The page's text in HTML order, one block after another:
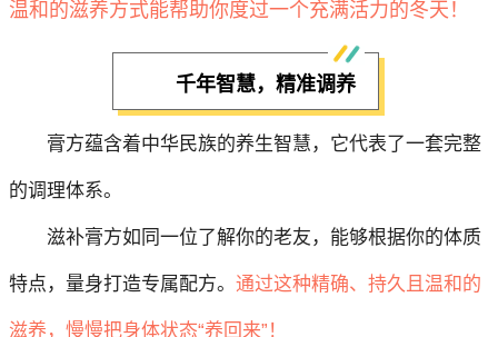
温和的滋养方式能帮助你度过一个充满活力的冬天！
千年智慧，精准调养
膏方蕴含着中华民族的养生智慧，它代表了一套完整
的调理体系。
滋补膏方如同一位了解你的老友，能够根据你的体质
特点，量身打造专属配方。 通过这种精确、持久且温和的
滋养，慢慢把身体状态“养回来”！